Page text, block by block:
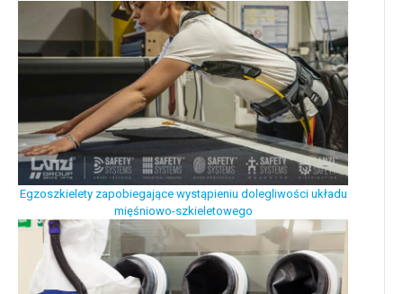
Egzoszkielety zapobiegające wystąpieniu dolegliwości układu
mięśniowo-szkieletowego